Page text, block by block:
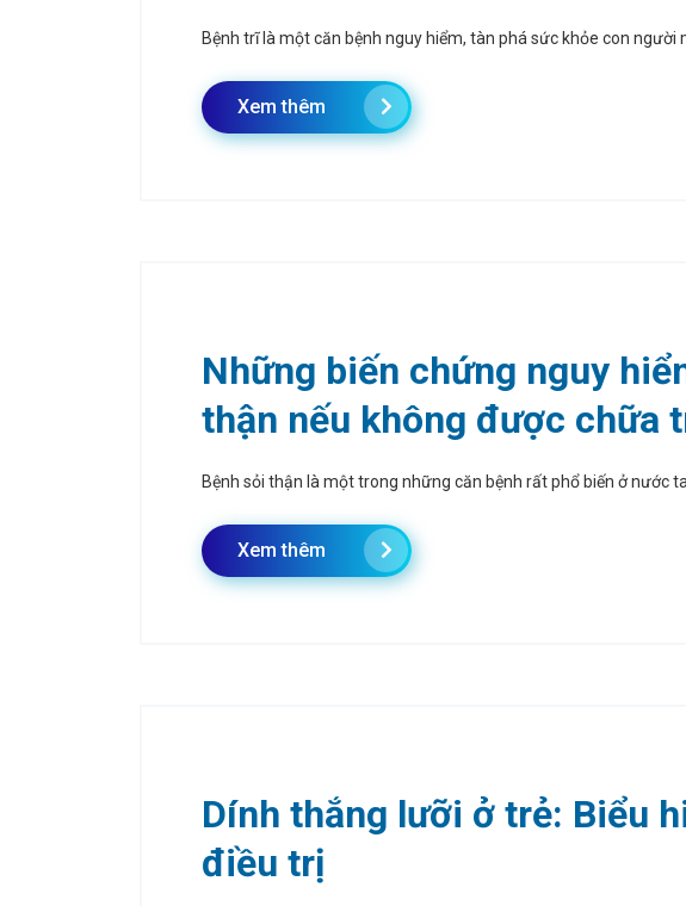
Bệnh trĩ là một căn bệnh nguy hiểm, tàn phá sức khỏe con người
Xem thêm
Những biến chứng nguy
thận nếu không được chữa
Bệnh sỏi thận là một trong những căn bệnh rất phổ biến ở nước ta
Xem thêm
Dính thắng lưỡi ở trẻ: Biểu
điều trị